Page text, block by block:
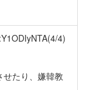
4)
たり、嫌韓教